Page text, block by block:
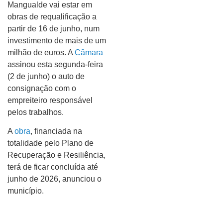
Mangualde vai estar em
obras de requalificação a
partir de 16 de junho, num
investimento de mais de um
milhão de euros. A Câmara
assinou esta segunda-feira
(2 de junho) o auto de
consignação com o
empreiteiro responsável
pelos trabalhos.
Aobra, financiada na
totalidade pelo Plano de
Recuperação e Resiliência,
terá de ficar concluída até
junho de 2026, anunciou o
município.